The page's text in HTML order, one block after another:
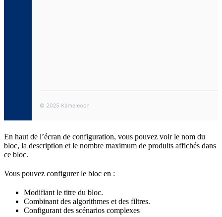
En haut de l’écran de configuration, vous pouvez voir le nom du
bloc, la description et le nombre maximum de produits affichés dans
ce bloc.
Vous pouvez configurer le bloc en :
Modifiant le titre du bloc.
Combinant des algorithmes et des filtres.
Configurant des scénarios complexes